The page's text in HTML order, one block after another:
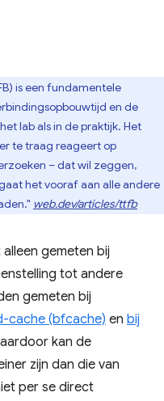
is een fundamentele
en de
lab als in de praktijk. Het
te traag reageert op
– dat wil zeggen,
het vooraf aan alle andere
web.dev/articles/ttfb
gemeten bij
tot andere
gemeten bij
cache (bfcache) en bij
kan de
zijn dan die van
per se direct